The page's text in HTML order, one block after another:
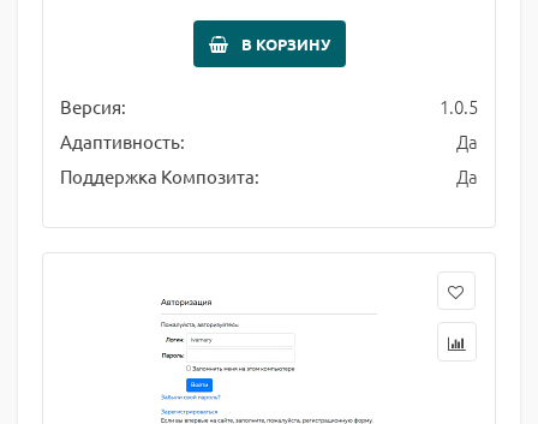
В КОРЗИНУ
Версия: 1.0.5
Адаптивность: Да
Поддержка Композита: Да